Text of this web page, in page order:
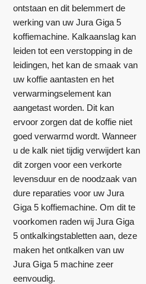
ontstaan en dit belemmert de
werking van uw Jura Giga 5
koffiemachine. Kalkaanslag kan
leiden tot een verstopping in de
leidingen, het kan de smaak van
uw koffie aantasten en het
verwarmingselement kan
aangetast worden. Dit kan
ervoor zorgen dat de koffie niet
goed verwarmd wordt. Wanneer
u de kalk niet tijdig verwijdert kan
dit zorgen voor een verkorte
levensduur en de noodzaak van
dure reparaties voor uw Jura
Giga 5 koffiemachine. Om dit te
voorkomen raden wij Jura Giga
5 ontkalkingstabletten aan, deze
maken het ontkalken van uw
Jura Giga 5 machine zeer
eenvoudig.